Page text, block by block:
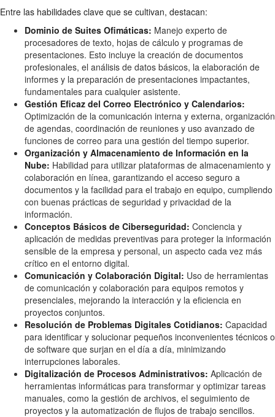
Entre las habilidades clave que se cultivan, destacan:
Dominio de Suites Ofimáticas: Manejo experto de
procesadores de texto, hojas de cálculo y programas de
presentaciones. Esto incluye la creación de documentos
profesionales, el análisis de datos básicos, la elaboración de
informes y la preparación de presentaciones impactantes,
fundamentales para cualquier asistente.
Gestión Eficaz del Correo Electrónico y Calendarios:
Optimización de la comunicación interna y externa, organización
de agendas, coordinación de reuniones y uso avanzado de
funciones de correo para una gestión del tiempo superior.
Organización y Almacenamiento de Información en la
Nube: Habilidad para utilizar plataformas de almacenamiento y
colaboración en línea, garantizando el acceso seguro a
documentos y la facilidad para el trabajo en equipo, cumpliendo
con buenas prácticas de seguridad y privacidad de la
información.
Conceptos Básicos de Ciberseguridad: Conciencia y
aplicación de medidas preventivas para proteger la información
sensible de la empresa y personal, un aspecto cada vez más
crítico en el entorno digital.
Comunicación y Colaboración Digital: Uso de herramientas
de comunicación y colaboración para equipos remotos y
presenciales, mejorando la interacción y la eficiencia en
proyectos conjuntos.
Resolución de Problemas Digitales Cotidianos: Capacidad
para identificar y solucionar pequeños inconvenientes técnicos o
de software que surjan en el día a día, minimizando
interrupciones laborales.
Digitalización de Procesos Administrativos: Aplicación de
herramientas informáticas para transformar y optimizar tareas
manuales, como la gestión de archivos, el seguimiento de
proyectos y la automatización de flujos de trabajo sencillos.